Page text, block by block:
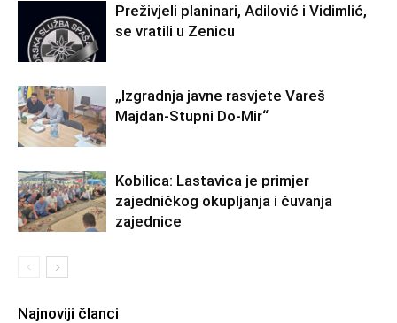
Preživjeli planinari, Adilović i Vidimlić,
se vratili u Zenicu
„Izgradnja javne rasvjete Vareš
Majdan-Stupni Do-Mir“
Kobilica: Lastavica je primjer
zajedničkog okupljanja i čuvanja
zajednice
Najnoviji članci